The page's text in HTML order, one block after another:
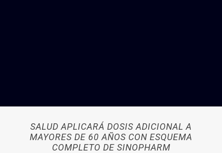
SALUD APLICARÁ DOSIS ADICIONAL A
MAYORES DE 60 AÑOS CON ESQUEMA
COMPLETO DE SINOPHARM